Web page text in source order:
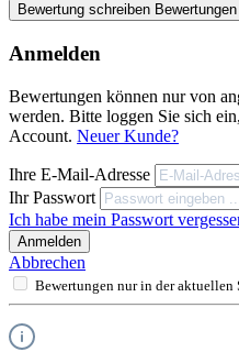
Bewertung schreiben
Anmelden
Bewertungen können nur von
werden. Bitte loggen Sie sich
Account. Neuer Kunde?
Ihre E-Mail-Adresse
Ihr Passwort
Ich habe mein Passwort
Anmelden
Abbrechen
Bewertungen nur in der aktuellen